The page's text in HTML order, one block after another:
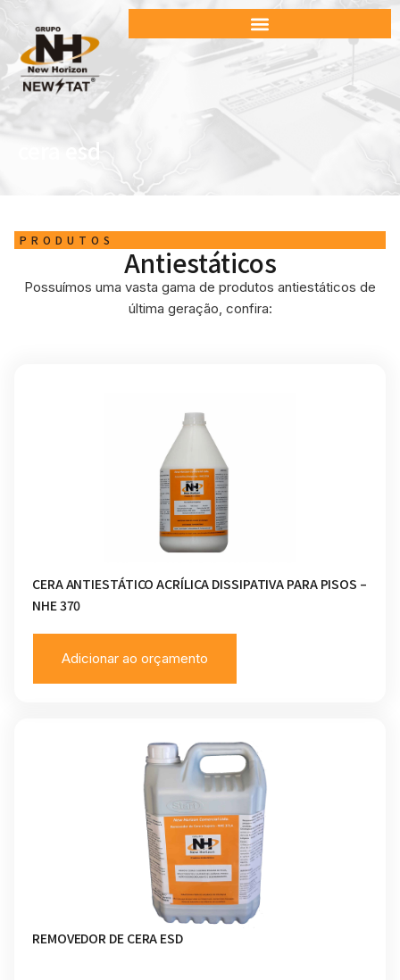
cera esd
PRODUTOS
Antiestáticos
Possuímos uma vasta gama de produtos antiestáticos de
última geração, confira:
CERA ANTIESTÁTICO ACRÍLICA DISSIPATIVA PARA PISOS –
NHE 370
Adicionar ao orçamento
REMOVEDOR DE CERA ESD